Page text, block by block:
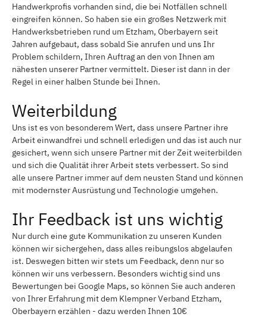
Handwerkprofis vorhanden sind, die bei Notfällen schnell
eingreifen können. So haben sie ein großes Netzwerk mit
Handwerksbetrieben rund um Etzham, Oberbayern seit
Jahren aufgebaut, dass sobald Sie anrufen und uns Ihr
Problem schildern, Ihren Auftrag an den von Ihnen am
nähesten unserer Partner vermittelt. Dieser ist dann in der
Regel in einer halben Stunde bei Ihnen.
Weiterbildung
Uns ist es von besonderem Wert, dass unsere Partner ihre
Arbeit einwandfrei und schnell erledigen und das ist auch nur
gesichert, wenn sich unsere Partner mit der Zeit weiterbilden
und sich die Qualität ihrer Arbeit stets verbessert. So sind
alle unsere Partner immer auf dem neusten Stand und können
mit modernster Ausrüstung und Technologie umgehen.
Ihr Feedback ist uns wichtig
Nur durch eine gute Kommunikation zu unseren Kunden
können wir sichergehen, dass alles reibungslos abgelaufen
ist. Deswegen bitten wir stets um Feedback, denn nur so
können wir uns verbessern. Besonders wichtig sind uns
Bewertungen bei Google Maps, so können Sie auch anderen
von Ihrer Erfahrung mit dem Klempner Verband Etzham,
Oberbayern erzählen - dazu werden Ihnen 10€